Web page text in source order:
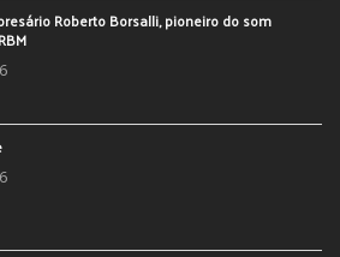
Roberto Borsalli, pioneiro do som